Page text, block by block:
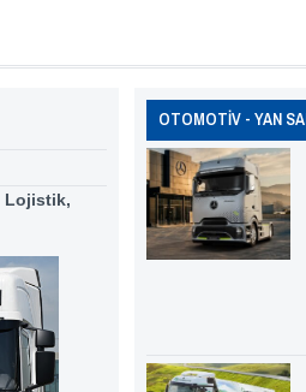
Lojistik,
OTOMOTİV - YAN